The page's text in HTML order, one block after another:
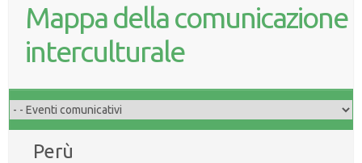
Mappa della comunicazione
interculturale
Perù